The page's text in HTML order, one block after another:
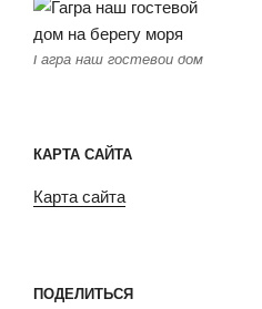
Гагра наш гостевой дом
КАРТА САЙТА
Карта сайта
ПОДЕЛИТЬСЯ